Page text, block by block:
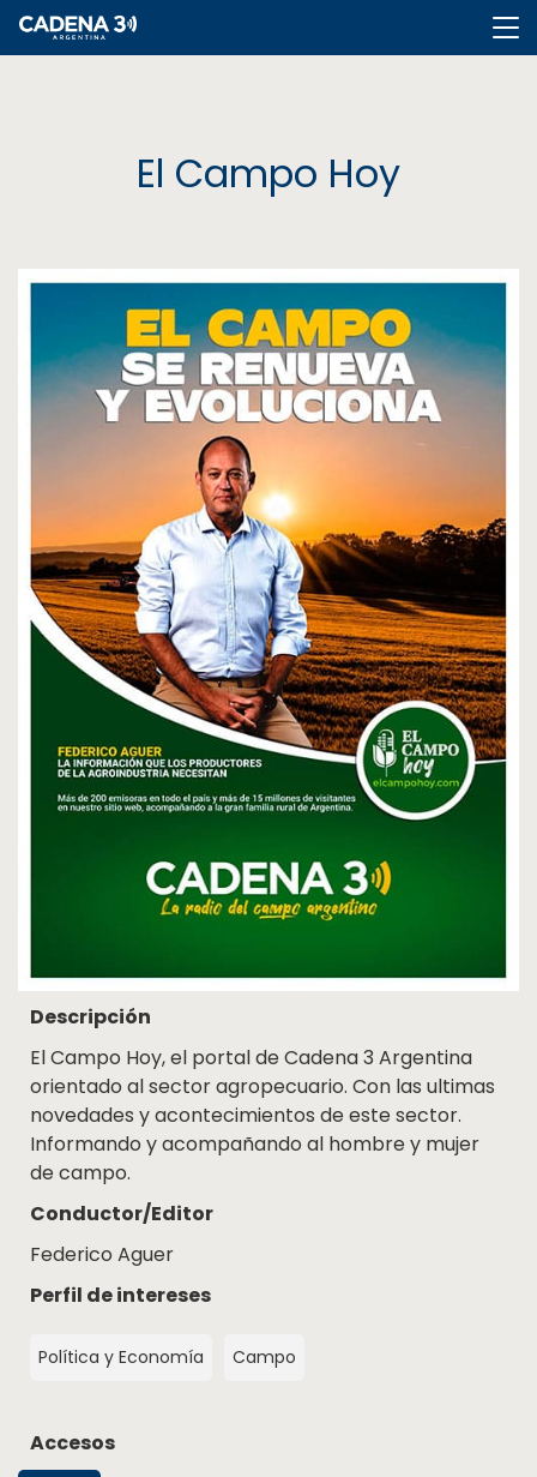
3
Cadena
Heat
La
Popu
Cosquín
Rock
Radio
MediaKit
El Campo Hoy
Descripción
El Campo Hoy, el portal de Cadena 3 Argentina
orientado al sector agropecuario. Con las ultimas
novedades y acontecimientos de este sector.
Informando y acompañando al hombre y mujer
de campo.
Conductor/Editor
Federico Aguer
Perfil de intereses
Política y Economía Campo
Accesos